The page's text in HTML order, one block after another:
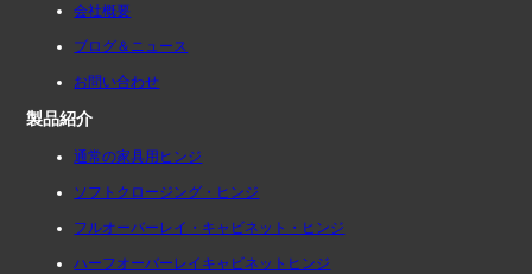
会社概要
ブログ＆ニュース
お問い合わせ
製品紹介
通常の家具用ヒンジ
ソフトクロージング・ヒンジ
フルオーバーレイ・キャビネット・ヒンジ
ハーフオーバーレイキャビネットヒンジ